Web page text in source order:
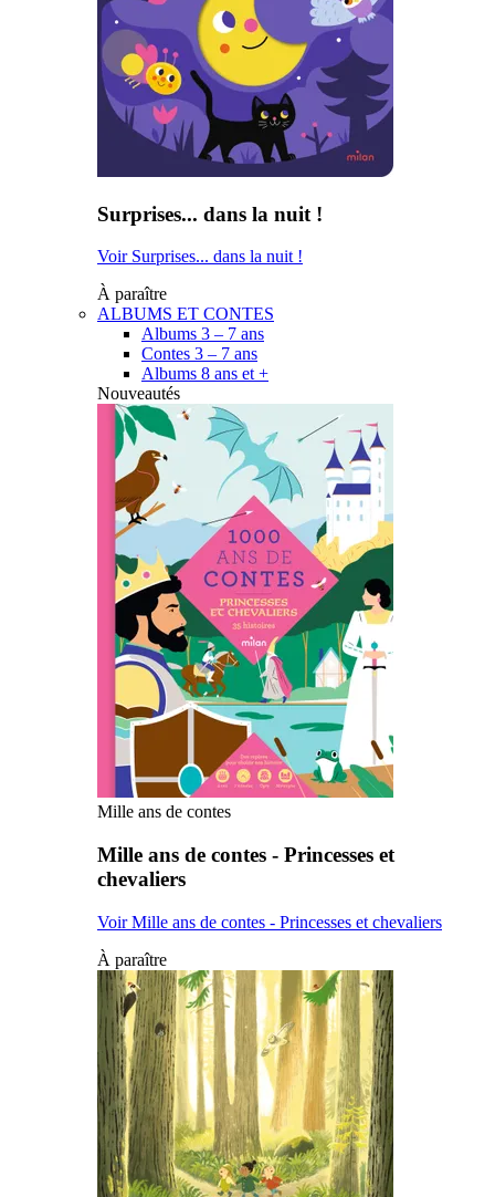
Surprises... dans la nuit !
Voir Surprises... dans la nuit !
À paraître
ALBUMS ET CONTES
Albums 3 – 7 ans
Contes 3 – 7 ans
Albums 8 ans et +
Nouveautés
Mille ans de contes
Mille ans de contes - Princesses et
chevaliers
Voir Mille ans de contes - Princesses et chevaliers
À paraître